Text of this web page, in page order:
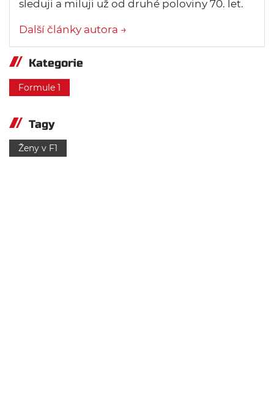
sleduji a miluji už od druhé poloviny 70. let.
Další články autora →
Kategorie
Formule 1
Tagy
Ženy v F1